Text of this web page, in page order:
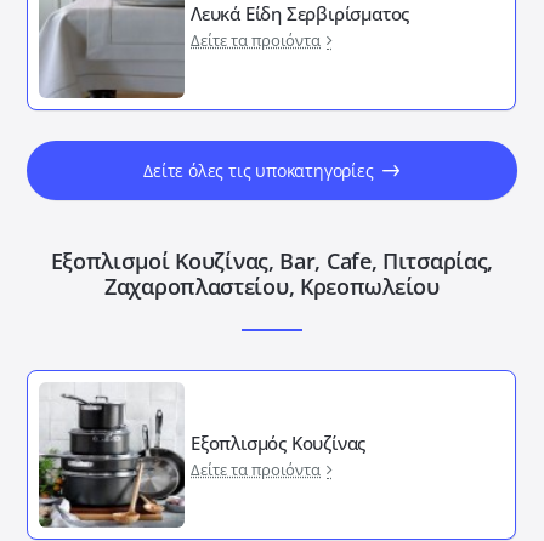
Λευκά Είδη Σερβιρίσματος
Δείτε τα προιόντα
Δείτε όλες τις υποκατηγορίες
Εξοπλισμοί Κουζίνας, Bar, Cafe, Πιτσαρίας,
Ζαχαροπλαστείου, Κρεοπωλείου
Εξοπλισμός Κουζίνας
Δείτε τα προιόντα